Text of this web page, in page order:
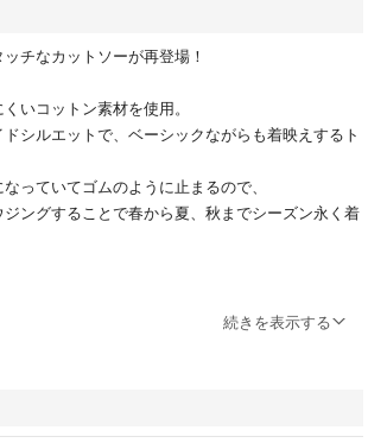
チなカットソーが再登場！
いコットン素材を使用。
シルエットで、ベーシックながらも着映えするト
っていてゴムのように止まるので、
ングすることで春から夏、秋までシーズン永く着
続きを表示する